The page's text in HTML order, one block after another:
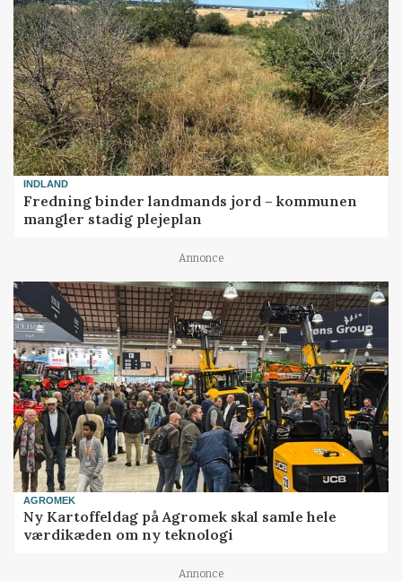
INDLAND
Fredning binder landmands jord – kommunen
mangler stadig plejeplan
Annonce
AGROMEK
Ny Kartoffeldag på Agromek skal samle hele
værdikæden om ny teknologi
Annonce